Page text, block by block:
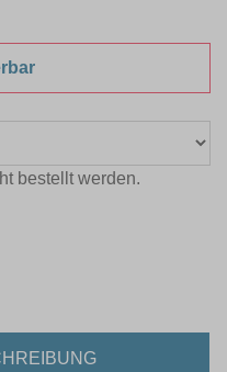
bestellt werden.